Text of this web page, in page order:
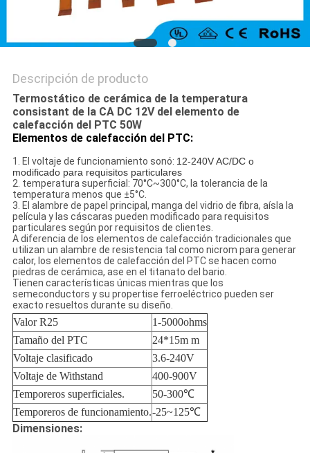
Descripción de producto
Termostático de cerámica de la temperatura
consistant de la CA DC 12V del elemento de
calefacción del PTC 50W
Elementos de calefacción del PTC:
1. El voltaje de funcionamiento sonó: 12-240V AC/DC o
modificado para requisitos particulares
2. temperatura superficial: 70°C~300°C, la tolerancia de la
temperatura menos que ±5°C.
3. El alambre de papel principal, manga del vidrio de fibra, aísla la
película y las cáscaras pueden modificado para requisitos
particulares según por requisitos de clientes.
A diferencia de los elementos de calefacción tradicionales que
utilizan un alambre de resistencia tal como nicrom para generar
calor, los elementos de calefacción del PTC se hacen como
piedras de cerámica, ase en el titanato del bario.
Tienen características únicas mientras que los
semeconductors y su propertise ferroeléctrico pueden ser
exacto resueltos durante su diseño.
Valor R25
1-5000ohms
Tamaño del PTC
24*15m m
Voltaje clasificado
3.6-240V
Voltaje de Withstand
400-900V
Temporeros superficiales.
50-300℃
Temporeros de funcionamiento.-25~125℃
Dimensiones: